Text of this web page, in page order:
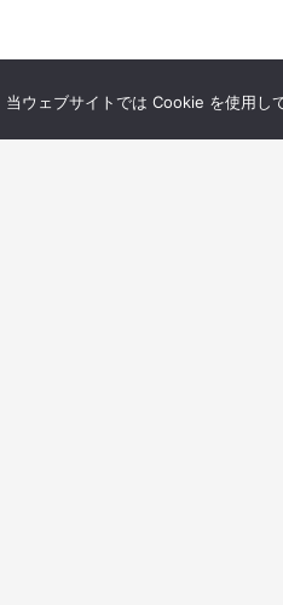
ウェブサイトでは Cookie を使用